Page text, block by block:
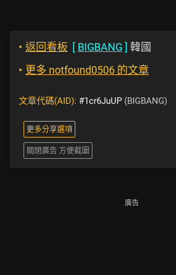
‣ 返回看板 [ BIGBANG ] 韓國
‣ 更多 notfound0506 的文章
文章代碼(AID): #1cr6JuUP (BIGBANG)
更多分享選項
關閉廣告 方便截圖
廣告